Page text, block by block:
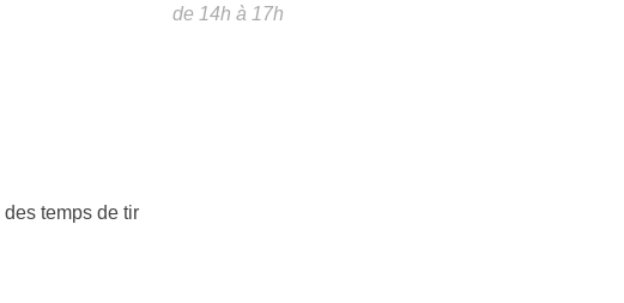
de 14h à 17h
temps de tir